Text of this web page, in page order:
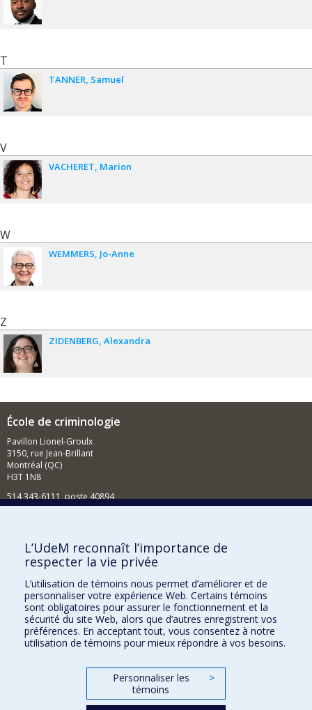
T
TANNER Samuel
V
VACHERET Marion
W
WEMMERS Jo-Anne
Z
ZIDENBERG Alexandra
École de criminologie
Pavillon Lionel-Groulx
3150, rue Jean-Brillant
Montréal (QC)
H3T 1N8
514 343-6111, poste 40894
Comment soutenir l'École?
BESOIN D'AIDE?
Plan du site
Signaler une erreur
Accessibilité
FACULTÉ DES ARTS ET DES SCIENCES
Nos départements et écoles
L’UdeM reconnaît l’importance de
respecter la vie privée
L’utilisation de témoins nous permet d’améliorer et de
personnaliser votre expérience Web. Certains témoins
sont obligatoires pour assurer le fonctionnement et la
sécurité du site Web, alors que d’autres enregistrent vos
préférences. En acceptant tout, vous consentez à notre
utilisation de témoins pour mieux répondre à vos besoins.
Personnaliser les
témoins
>